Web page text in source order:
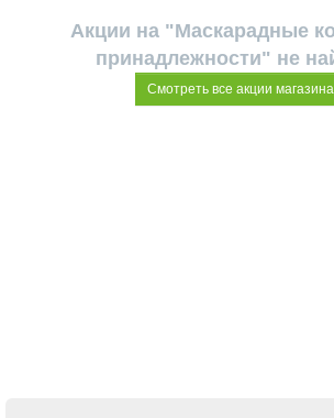
Акции на "Маскарадные
принадлежности" не
Смотреть все акции магазина